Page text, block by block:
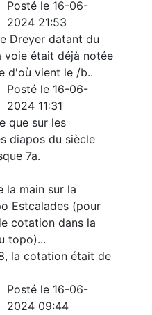
Posté le 16-06-
2024 21:53
Dreyer datant du
voie était déjà notée
d'où vient le /b..
Posté le 16-06-
2024 11:31
que sur les
diapos du siècle
7a.
la main sur la
Estcalades (pour
cotation dans la
topo)...
la cotation était de
Posté le 16-06-
2024 09:44